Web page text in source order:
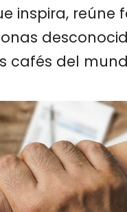
inspira, reúne
cafés del